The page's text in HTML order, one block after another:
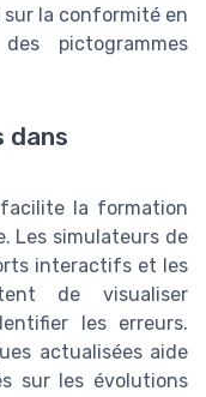
sur la conformité en
pictogrammes
dans
facilite la formation
Les simulateurs de
interactifs et les
de visualiser
les erreurs.
actualisées aide
sur les évolutions